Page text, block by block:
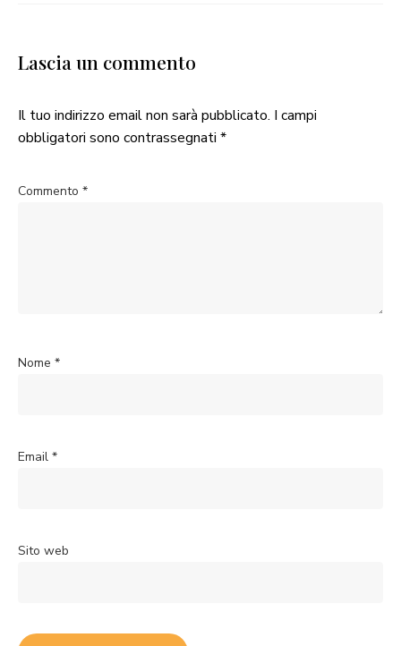
Lascia un commento
Il tuo indirizzo email non sarà pubblicato. I campi
obbligatori sono contrassegnati *
Commento *
Nome *
Email *
Sito web